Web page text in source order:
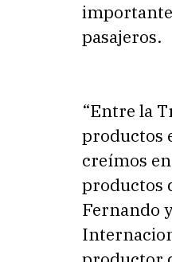
pasajeros.
“Entre la
productos
creímos
productos
Fernando